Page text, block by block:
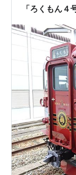
入手できないこ
「ろくもん